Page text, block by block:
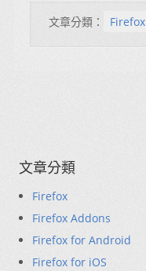
文章分類： Firefox
文章分類
Firefox
Firefox Addons
Firefox for Android
Firefox for iOS